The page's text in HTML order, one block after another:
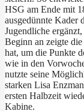
HSG am Ende mit
ausgedünnte Kader
Jugendliche
Beginn an zeigte
hat, um die Punkte
wie in den
nutzte seine
starken Lisa
ersten Halbzeit
Kabine.